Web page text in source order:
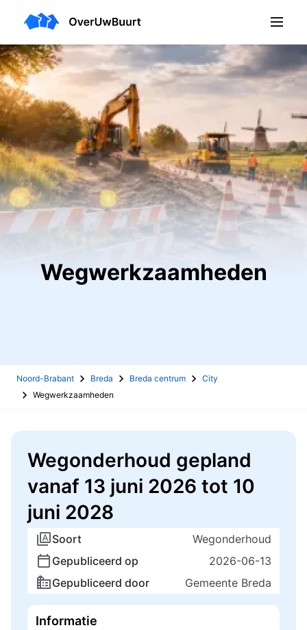
Wegwerkzaamheden
Noord-Brabant Breda Breda centrum
City
Wegwerkzaamheden
Wegonderhoud gepland
vanaf 13 juni 2026 tot 10
juni 2028
Soort
Wegonderhoud
Gepubliceerd op
2026-06-13
Gepubliceerd door
Gemeente Breda
Informatie